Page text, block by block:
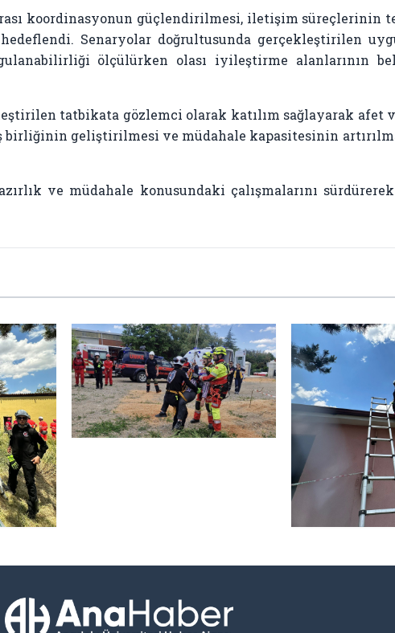
koordinasyonun güçlendirilmesi, iletişim süreçlerinin
Senaryolar doğrultusunda gerçekleştirilen
ölçülürken olası iyileştirme alanlarının
tatbikata gözlemci olarak katılım sağlayarak
geliştirilmesi ve müdahale kapasitesinin
ve müdahale konusundaki çalışmalarını